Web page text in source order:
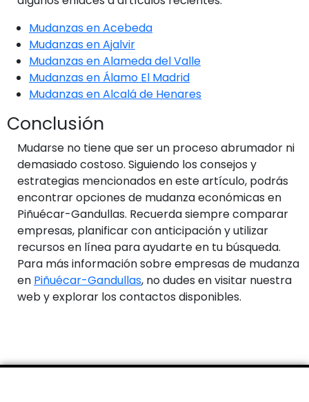
Mudanzas en Acebeda
Mudanzas en Ajalvir
Mudanzas en Alameda del Valle
Mudanzas en Álamo El Madrid
Mudanzas en Alcalá de Henares
Conclusión
Mudarse no tiene que ser un proceso abrumador ni
demasiado costoso. Siguiendo los consejos y
estrategias mencionados en este artículo, podrás
encontrar opciones de mudanza económicas en
Piñuécar-Gandullas. Recuerda siempre comparar
empresas, planificar con anticipación y utilizar
recursos en línea para ayudarte en tu búsqueda.
Para más información sobre empresas de mudanza
en Piñuécar-Gandullas, no dudes en visitar nuestra
web y explorar los contactos disponibles.